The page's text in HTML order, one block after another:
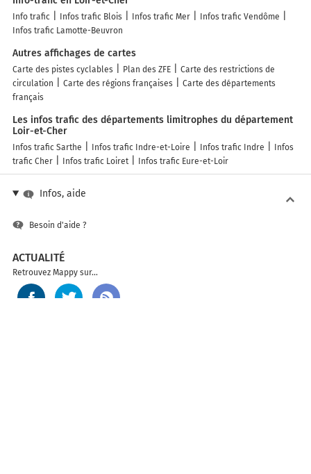
Info trafic Infos trafic Blois Infos trafic Mer
Infos trafic Vendôme
Infos trafic Lamotte-Beuvron
Autres affichages de cartes
Carte des pistes cyclables Plan des ZFE
Carte des restrictions de
circulation
Carte des régions françaises
Carte des départements
français
Les infos trafic des départements limitrophes du département
Loir-et-Cher
Infos trafic Sarthe Infos trafic Indre-et-Loire Infos trafic Indre
Infos
trafic Cher
Infos trafic Loiret Infos trafic Eure-et-Loir
Infos, aide
Besoin d'aide ?
ACTUALITÉ
Retrouvez Mappy sur...